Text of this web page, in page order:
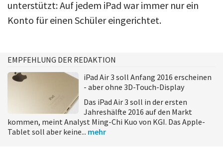
unterstützt: Auf jedem iPad war immer nur ein
Konto für einen Schüler eingerichtet.
EMPFEHLUNG DER REDAKTION
iPad Air 3 soll Anfang 2016 erscheinen
- aber ohne 3D-Touch-Display
Das iPad Air 3 soll in der ersten
Jahreshälfte 2016 auf den Markt
kommen, meint Analyst Ming-Chi Kuo von KGI. Das Apple-
Tablet soll aber keine... mehr